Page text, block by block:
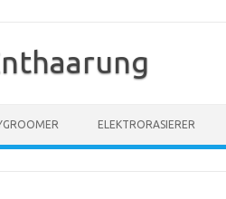
ELEKTRORASIERER